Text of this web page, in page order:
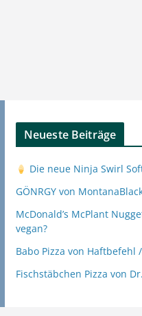
Neueste Beiträge
Die neue Ninja Swirl
GÖNRGY von
McDonald’s McPlant
vegan?
Babo Pizza von Haftbefehl
Fischstäbchen Pizza von